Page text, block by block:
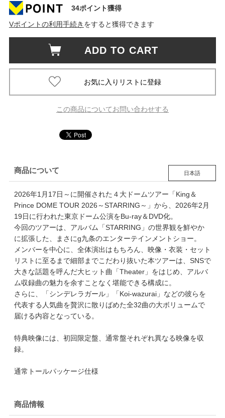
34ポイント獲得
Vポイントの利用手続き をすると獲得できます
ADD TO CART
この商品についてお問い合わせする
商品について 日本語
2026年1月17日～に開催された４大ドームツアー「King＆
Prince DOME TOUR 2026～STARRING～」から、2026年2月
19日に行われた東京ドーム公演をBu-ray＆DVD化。
今回のツアーは、アルバム「STARRING」の世界観を鮮やか
に拡張した、まさにg九条のエンターテインメントショー。
メンバーを中心に、全体演出はもちろん、映像・衣装・セット
リストに至るまで細部までこだわり抜いた本ツアーは、SNSで
大きな話題を呼んだ大ヒット曲「Theater」をはじめ、アルバ
ム収録曲の魅力を余すことなく堪能できる構成に。
さらに、「シンデレラガール」「Koi-wazurai」などの彼らを
代表する人気曲を贅沢に散りばめた全32曲の大ボリュームで
届ける内容となっている。
特典映像には、初回限定盤、通常盤それぞれ異なる映像を収
録。
通常トールパッケージ仕様
商品情報